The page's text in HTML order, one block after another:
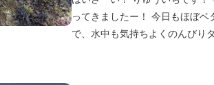
ってきましたー！ 今日もほぼ
で、水中も気持ちよくのんびり